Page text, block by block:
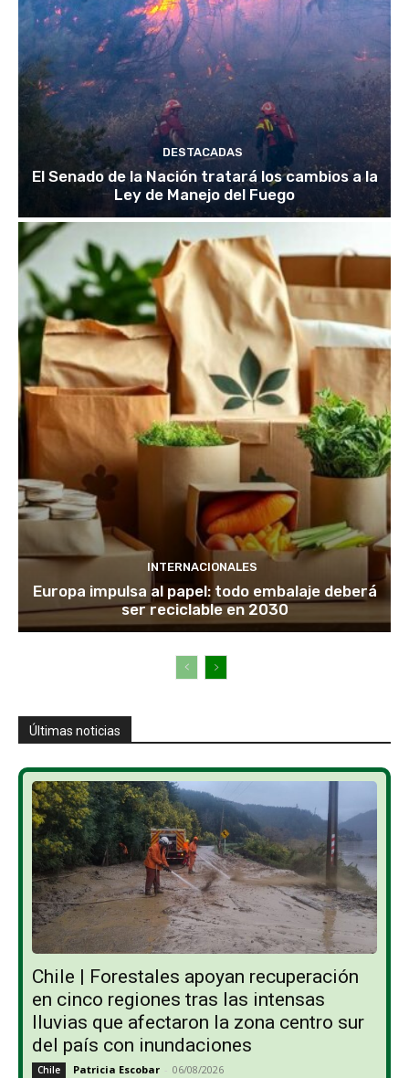
DESTACADAS
El Senado de la Nación tratará los cambios a la
Ley de Manejo del Fuego
INTERNACIONALES
Europa impulsa al papel: todo embalaje deberá
ser reciclable en 2030
Últimas noticias
Chile | Forestales apoyan recuperación
en cinco regiones tras las intensas
lluvias que afectaron la zona centro sur
del país con inundaciones
Chile Patricia Escobar - 06/08/2026